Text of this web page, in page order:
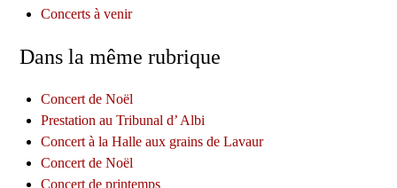
Concerts à venir
Dans la même rubrique
Concert de Noël
Prestation au Tribunal d’ Albi
Concert à la Halle aux grains de Lavaur
Concert de Noël
Concert de printemps